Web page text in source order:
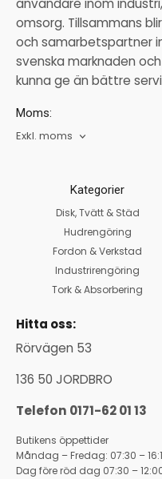
användare inom
omsorg. Tillsammans
och samarbetspartner
svenska marknaden
kunna ge än bättre
Moms:
Exkl. moms
Kategorier
Disk, Tvätt & Städ
Hudrengöring
Fordon & Verkstad
Industrirengöring
Tork & Absorbering
Hitta oss:
Rörvägen 53
136 50 JORDBRO
Telefon 0171-62 01 13
Butikens öppettider
Måndag – Fredag: 07:30 –
Dag före röd dag 07:30 –